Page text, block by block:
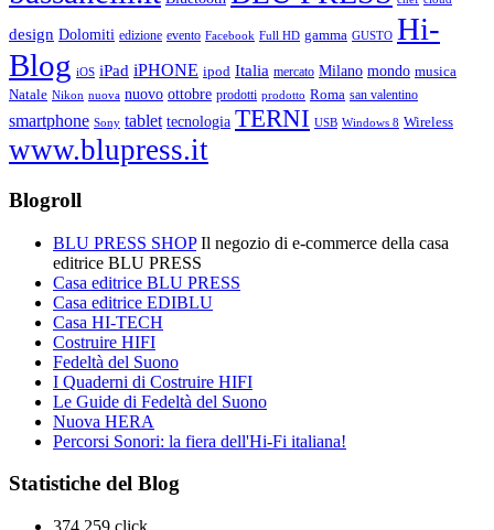
design Dolomiti edizione evento Facebook Full HD gamma GUSTO Hi-
Blog iOS iPad iPHONE ipod Italia mercato Milano mondo musica
Natale Nikon nuova nuovo ottobre prodotti prodotto Roma san valentino
smartphone Sony tablet tecnologia TERNI USB Windows 8 Wireless
www.blupress.it
Blogroll
BLU PRESS SHOPIl negozio di e-commerce della casa
editrice BLU PRESS
Casa editrice BLU PRESS
Casa editrice EDIBLU
Casa HI-TECH
Costruire HIFI
Fedeltà del Suono
I Quaderni di Costruire HIFI
Le Guide di Fedeltà del Suono
Nuova HERA
Percorsi Sonori: la fiera dell'Hi-Fi italiana!
Statistiche del Blog
374.259 click